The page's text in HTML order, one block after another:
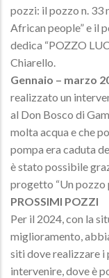
pozzi: il pozzo n. 33
African people” e il
dedica “POZZO
Chiarello.
Gennaio – marzo
realizzato un
al Don Bosco di
molta acqua e che
pompa era caduta
è stato possibile
progetto “Un pozzo
PROSSIMI POZZI
Per il 2024, con la
miglioramento,
siti dove realizzare i
intervenire, dove è